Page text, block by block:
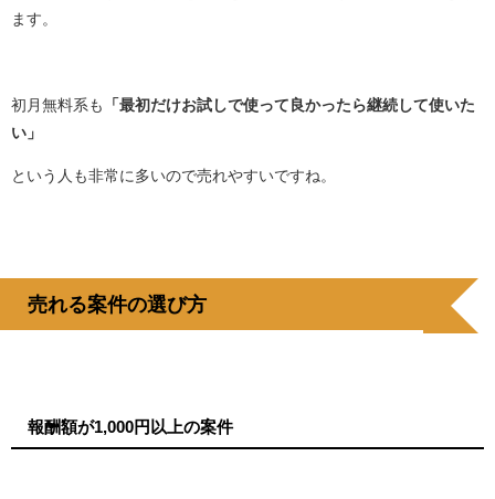
ます。
初月無料系も
「最初だけお試しで使って良かったら継続して使いた
い」
という人も非常に多いので売れやすいですね。
売れる案件の選び方
報酬額が1,000円以上の案件